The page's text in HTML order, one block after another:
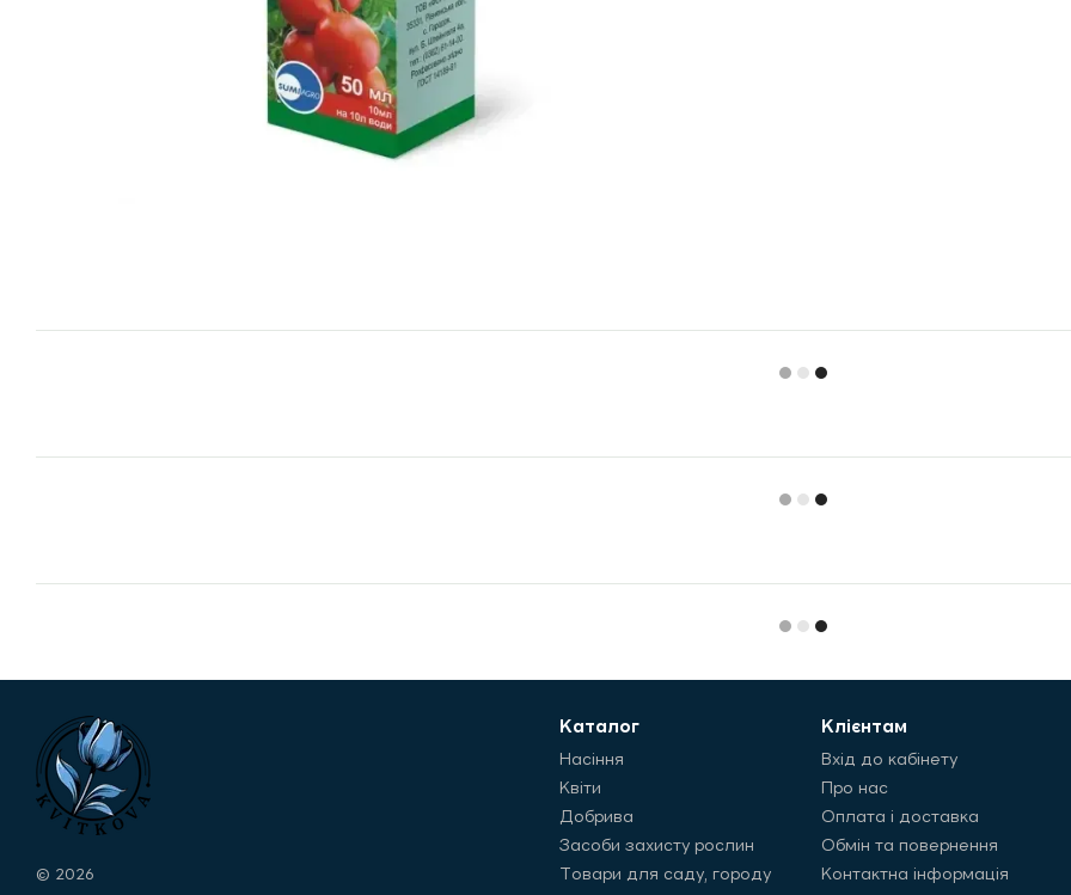
© 2026
Каталог
Насіння
Квіти
Добрива
Засоби захисту рослин
Товари для саду, городу
Клієнтам
Вхід до кабінету
Про нас
Оплата і доставка
Обмін та повернення
Контактна інформація